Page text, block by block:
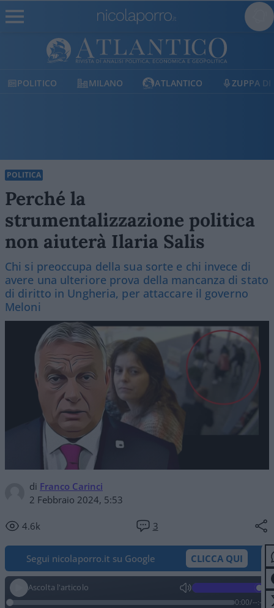
POLITICO MILANO ATLANTICO ZUPPA DI
POLITICA
Perché la
strumentalizzazione politica
non aiuterà Ilaria Salis
Chi si preoccupa della sua sorte e chi invece di
avere una ulteriore prova della mancanza di stato
di diritto in Ungheria, per attaccare il governo
Meloni
di Franco Carinci
2 Febbraio 2024, 5:53
4.6k 3
Segui nicolaporro.it su Google CLICCA QUI
Ascolta l'articolo
0:00/--:--